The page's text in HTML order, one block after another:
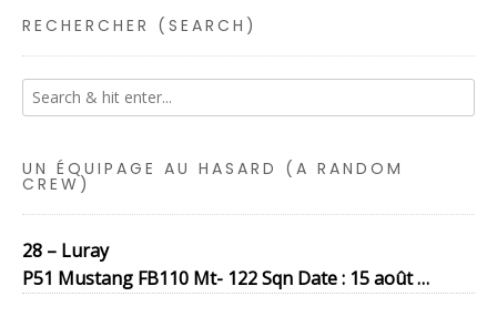
RECHERCHER (SEARCH)
UN ÉQUIPAGE AU HASARD (A RANDOM
CREW)
28 – Luray
P51 Mustang FB110 Mt- 122 Sqn Date : 15 août …